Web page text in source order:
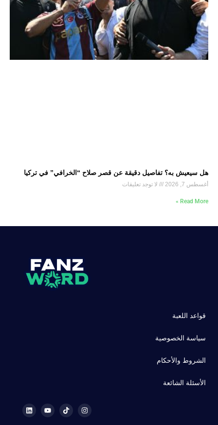
هل سيعيش به؟ تفاصيل دقيقة عن قصر صلاح “الخرافي” في تركيا
أغسطس 7, 2026 لا توجد تعليقات
Read More »
قواعد اللعبة
سياسة الخصوصية
الشروط والأحكام
الأسئلة الشائعة